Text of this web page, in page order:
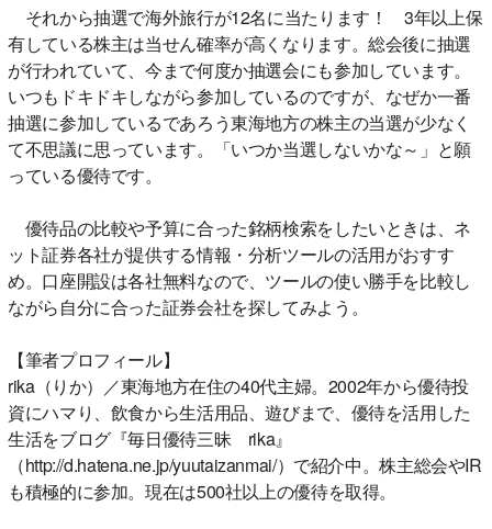
それから抽選で海外旅行が12名に当たります！ 3年以上保
有している株主は当せん確率が高くなります。総会後に抽選
が行われていて、今まで何度か抽選会にも参加しています。
いつもドキドキしながら参加しているのですが、なぜか一番
抽選に参加しているであろう東海地方の株主の当選が少なく
て不思議に思っています。「いつか当選しないかな～」と願
っている優待です。
優待品の比較や予算に合った銘柄検索をしたいときは、ネ
ット証券各社が提供する情報・分析ツールの活用がおすす
め。口座開設は各社無料なので、ツールの使い勝手を比較し
ながら自分に合った証券会社を探してみよう。
【筆者プロフィール】
rika（りか）／東海地方在住の40代主婦。2002年から優待投
資にハマり、飲食から生活用品、遊びまで、優待を活用した
生活をブログ『毎日優待三昧 rika』
（http://d.hatena.ne.jp/yuutaizanmai/）で紹介中。株主総会やIR
も積極的に参加。現在は500社以上の優待を取得。